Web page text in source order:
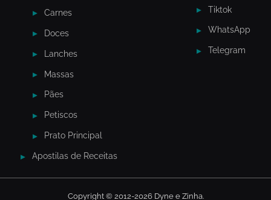
Carnes
Doces
Lanches
Massas
Pães
Petiscos
Prato Principal
Apostilas de Receitas
Tiktok
WhatsApp
Telegram
Copyright © 2012-2026 Dyne e Zinha.